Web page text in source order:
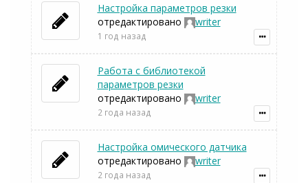
Настройка параметров резки
отредактировано
writer
1 год назад
Работа с библиотекой
параметров резки
отредактировано
writer
2 года назад
Настройка омического датчика
отредактировано
writer
2 года назад